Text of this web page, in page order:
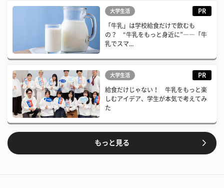
大学生活 PR
「牛乳」は学校給食だけで飲むも
の？ “牛乳をもっと身近に”――「牛
乳でスマ...
大学生活 PR
給食だけじゃない！ 牛乳をもっと楽
しむアイデア、学生が本気で考えてみ
た
もっと見る